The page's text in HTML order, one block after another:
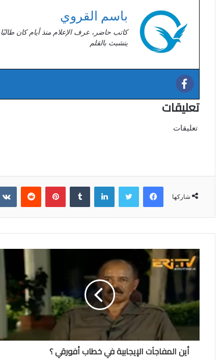
باسم القروي
كاتب حاضر، عرف الإعلام منذ أيام كان
يتشبث بالقلم
تعليقات
تعليقات
شاركها
فيسبوك لينكدإن بينتيريست
أين المفاجآت الإيجابية في خطاب أفورقي ؟